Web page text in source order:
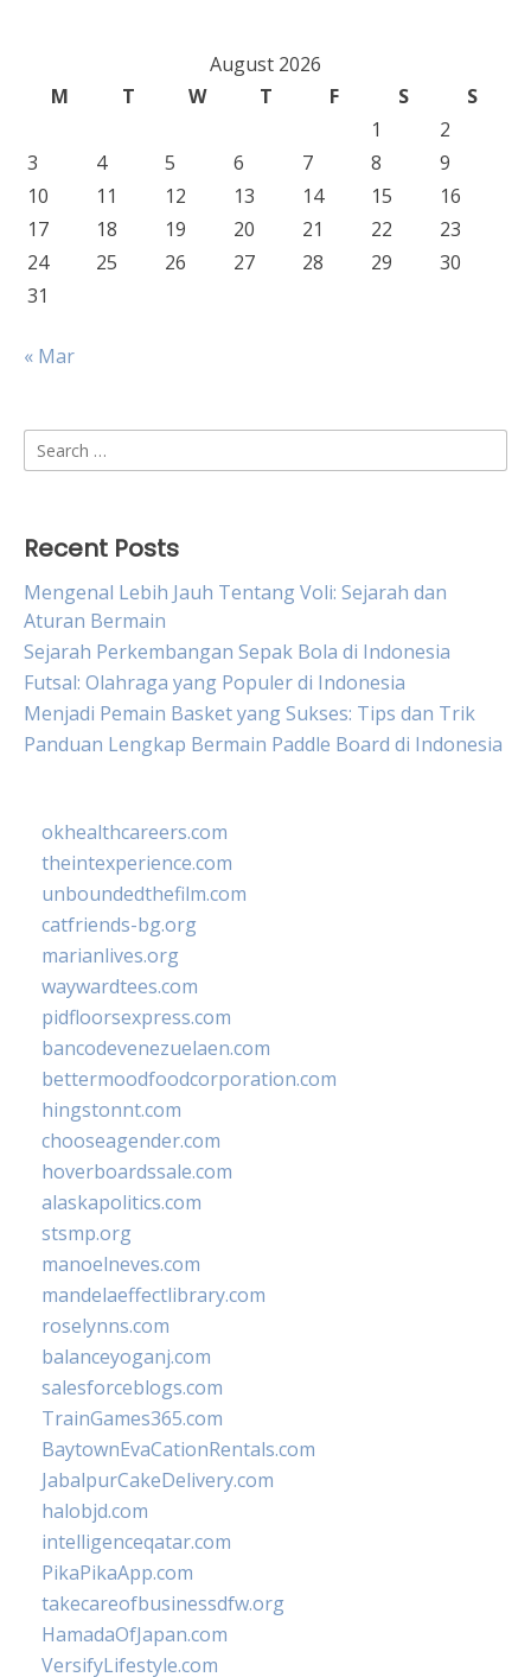
August 2026
M
T W T F S
S
1
2
3
4 5 6 7 8
9
10
11 12 13 14 15
16
17
18 19 20 21 22
23
24
25 26 27 28 29
30
31
« Mar
Search
for:
Recent Posts
Mengenal Lebih Jauh Tentang Voli: Sejarah dan
Aturan Bermain
Sejarah Perkembangan Sepak Bola di Indonesia
Futsal: Olahraga yang Populer di Indonesia
Menjadi Pemain Basket yang Sukses: Tips dan Trik
Panduan Lengkap Bermain Paddle Board di Indonesia
okhealthcareers.com
theintexperience.com
unboundedthefilm.com
catfriends-bg.org
marianlives.org
waywardtees.com
pidfloorsexpress.com
bancodevenezuelaen.com
bettermoodfoodcorporation.com
hingstonnt.com
chooseagender.com
hoverboardssale.com
alaskapolitics.com
stsmp.org
manoelneves.com
mandelaeffectlibrary.com
roselynns.com
balanceyoganj.com
salesforceblogs.com
TrainGames365.com
BaytownEvaCationRentals.com
JabalpurCakeDelivery.com
halobjd.com
intelligenceqatar.com
PikaPikaApp.com
takecareofbusinessdfw.org
HamadaOfJapan.com
VersifyLifestyle.com